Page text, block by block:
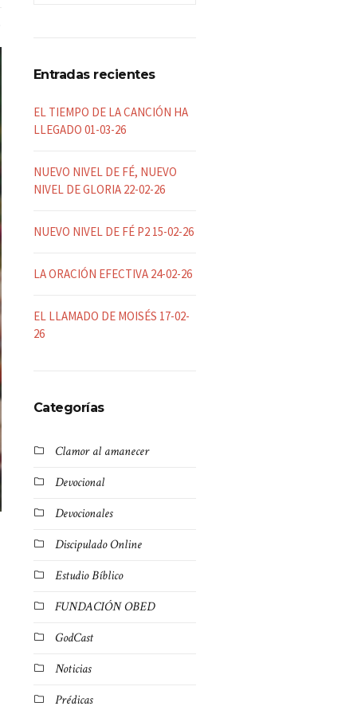
Entradas recientes
EL TIEMPO DE LA CANCIÓN HA
LLEGADO 01-03-26
NUEVO NIVEL DE FÉ, NUEVO
NIVEL DE GLORIA 22-02-26
NUEVO NIVEL DE FÉ P2 15-02-26
LA ORACIÓN EFECTIVA 24-02-26
EL LLAMADO DE MOISÉS 17-02-
26
Categorías
Clamor al amanecer
Devocional
Devocionales
Discipulado Online
Estudio Bíblico
FUNDACIÓN OBED
GodCast
Noticias
Prédicas